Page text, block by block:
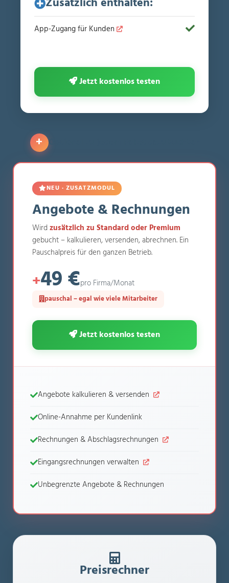
App-Zugang für Kunden
Jetzt kostenlos testen
+ Optional zu jedem Paket dazubuchbar
NEU · ZUSATZMODUL
Angebote & Rechnungen
Wirdzusätzlich zu Standard oder Premium
gebucht – kalkulieren, versenden, abrechnen. Ein
Pauschalpreis für den ganzen Betrieb.
+49 €pro Firma/Monat
pauschal – egal wie viele Mitarbeiter
Jetzt kostenlos testen
Angebote kalkulieren & versenden
Online-Annahme per Kundenlink
Rechnungen & Abschlagsrechnungen
Eingangsrechnungen verwalten
Unbegrenzte Angebote & Rechnungen
Preisrechner